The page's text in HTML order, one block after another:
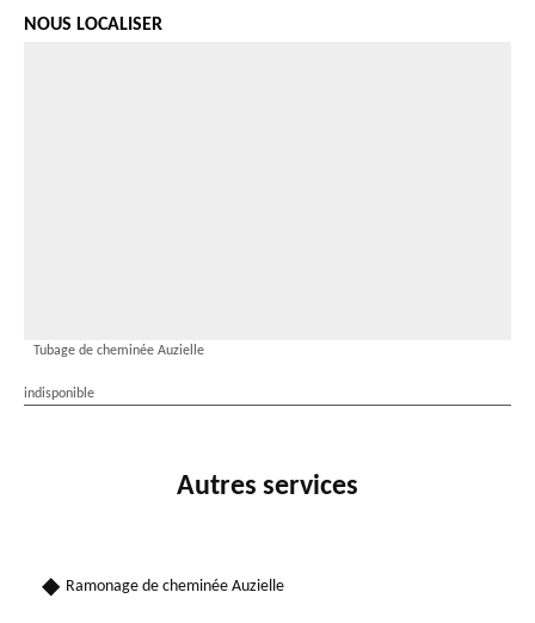
NOUS LOCALISER
Tubage de cheminée Auzielle
indisponible
Autres services
Ramonage de cheminée Auzielle